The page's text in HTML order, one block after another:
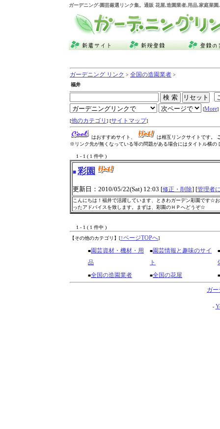
ガーデニング-園芸厳選リンク集。通販 花屋,造園業者,用品,家庭菜
ガーデニング リンク > 全国の造園業者 >
福井
[More]
[他のカテゴリ ] [サイトマップ]
はおすすめサイト、 は相互リンクサイトです。
※リンク先が無くなっている等の問題がある場合にはタイトル横の [
1 - 1 ( 1 件中 )
■ 彩園
更新日：2010/05/22(Sat) 12:03 [修正・削除] [管理者
こんにちは！福井で活躍しています、ときわガーデン彩園です☆
ったアドバイスを致します。まずは、彩園のＨＰへどうぞ☆
1 - 1 ( 1 件中 )
【その他のカテゴリ】 [↑ページTOPへ]
■園芸資材・機材・用
品
■園芸情報と趣味のサイ
ト
■
■全国の造園業者 ■全国の花屋 ■
ガ
-